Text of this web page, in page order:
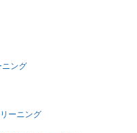
ニング
ーニング